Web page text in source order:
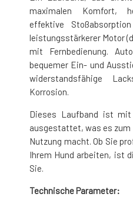
maximalen Komfort,
effektive
leistungsstärkerer Motor
mit Fernbedienung.
bequemer Ein- und
widerstandsfähige
Korrosion.
Dieses Laufband ist
ausgestattet, was es zum
Nutzung macht. Ob Sie
Ihrem Hund arbeiten, ist
Sie.
Technische Parameter: